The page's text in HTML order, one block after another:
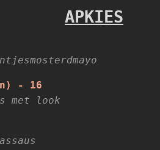
APKIES
- 16
met look